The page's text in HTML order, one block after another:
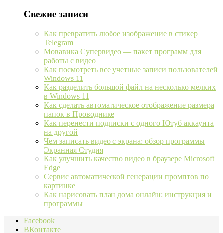
Свежие записи
Как превратить любое изображение в стикер
Telegram
Мовавика Супервидео — пакет программ для
работы с видео
Как посмотреть все учетные записи пользователей
Windows 11
Как разделить большой файл на несколько мелких
в Windows 11
Как сделать автоматическое отображение размера
папок в Проводнике
Как перенести подписки с одного Ютуб аккаунта
на другой
Чем записать видео с экрана: обзор программы
Экранная Студия
Как улучшить качество видео в браузере Microsoft
Edge
Сервис автоматической генерации промптов по
картинке
Как нарисовать план дома онлайн: инструкция и
программы
Facebook
ВКонтакте